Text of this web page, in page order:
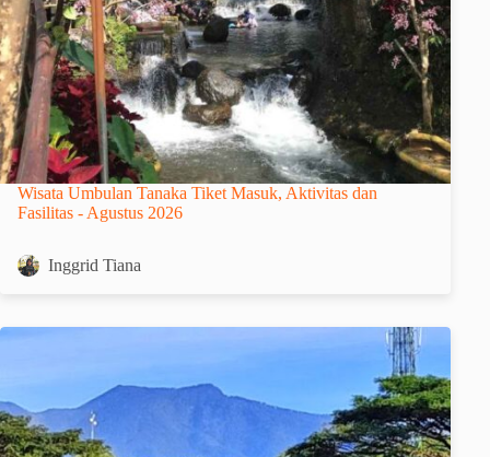
Wisata Umbulan Tanaka Tiket Masuk, Aktivitas dan
Fasilitas - Agustus 2026
Inggrid Tiana